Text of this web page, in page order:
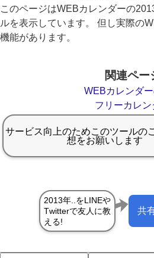
このページはWEBカレンダーの
ルを表示しています。 但し実際の
機能があります。
関連ペー
WEBカレンダ
フリーカレン
共